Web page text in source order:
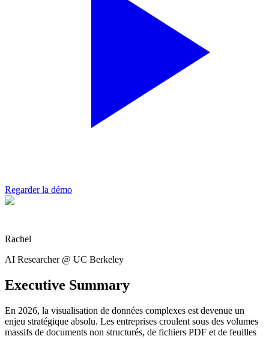
Regarder la démo
Rachel
AI Researcher @ UC Berkeley
Executive Summary
En 2026, la visualisation de données complexes est devenue un
enjeu stratégique absolu. Les entreprises croulent sous des volumes
massifs de documents non structurés, de fichiers PDF et de feuilles